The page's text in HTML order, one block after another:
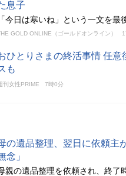
息子
「今日は寒いね」という一文を
GOLD ONLINE（ゴールドオンライン）
ひとりさまの終活事情 任
も
刊女性PRIME 7時0分
の遺品整理、翌日に依頼主
念」
親の遺品整理を依頼され、終了